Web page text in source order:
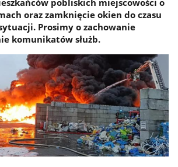
pobliskich miejscowości o
oraz zamknięcie okien do czasu
Prosimy o zachowanie
komunikatów służb.